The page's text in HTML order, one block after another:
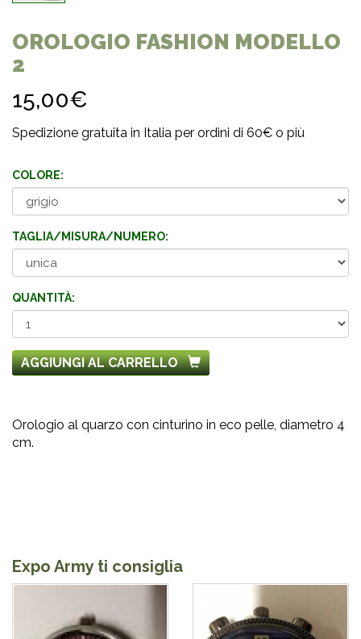
OROLOGIO FASHION MODELLO
2
15,00€
Spedizione gratuita in Italia per ordini di 60€ o più
COLORE:
TAGLIA/MISURA/NUMERO:
QUANTITÀ:
AGGIUNGI AL CARRELLO
Orologio al quarzo con cinturino in eco pelle, diametro 4
cm.
Expo Army ti consiglia